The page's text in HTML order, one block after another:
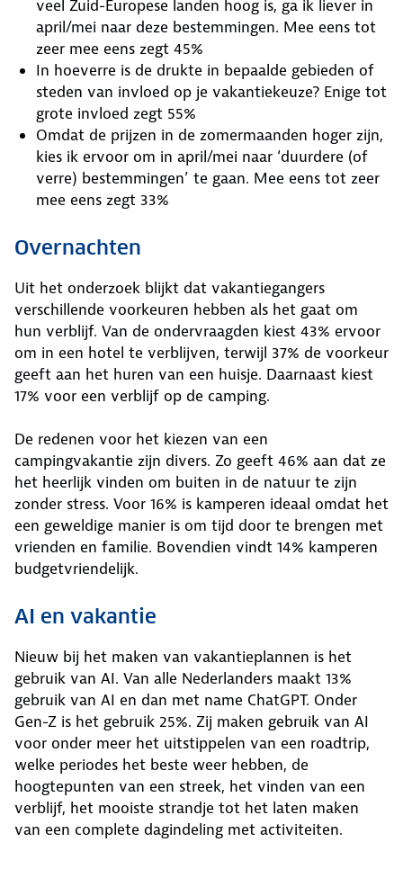
veel Zuid-Europese landen hoog is, ga ik liever in
april/mei naar deze bestemmingen. Mee eens tot
zeer mee eens zegt 45%
In hoeverre is de drukte in bepaalde gebieden of
steden van invloed op je vakantiekeuze? Enige tot
grote invloed zegt 55%
Omdat de prijzen in de zomermaanden hoger zijn,
kies ik ervoor om in april/mei naar ‘duurdere (of
verre) bestemmingen’ te gaan. Mee eens tot zeer
mee eens zegt 33%
Overnachten
Uit het onderzoek blijkt dat vakantiegangers
verschillende voorkeuren hebben als het gaat om
hun verblijf. Van de ondervraagden kiest 43% ervoor
om in een hotel te verblijven, terwijl 37% de voorkeur
geeft aan het huren van een huisje. Daarnaast kiest
17% voor een verblijf op de camping.
De redenen voor het kiezen van een
campingvakantie zijn divers. Zo geeft 46% aan dat ze
het heerlijk vinden om buiten in de natuur te zijn
zonder stress. Voor 16% is kamperen ideaal omdat het
een geweldige manier is om tijd door te brengen met
vrienden en familie. Bovendien vindt 14% kamperen
budgetvriendelijk.
AI en vakantie
Nieuw bij het maken van vakantieplannen is het
gebruik van AI. Van alle Nederlanders maakt 13%
gebruik van AI en dan met name ChatGPT. Onder
Gen-Z is het gebruik 25%. Zij maken gebruik van AI
voor onder meer het uitstippelen van een roadtrip,
welke periodes het beste weer hebben, de
hoogtepunten van een streek, het vinden van een
verblijf, het mooiste strandje tot het laten maken
van een complete dagindeling met activiteiten.